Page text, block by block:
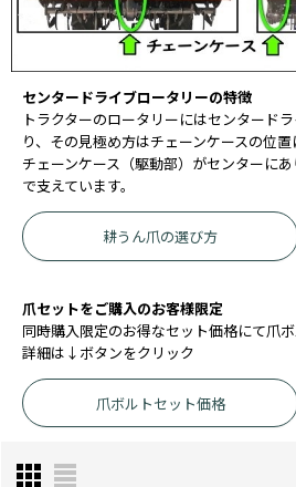
センタードライブロータリーの特徴
トラクターのロータリーにはセンタード
り、その見極め方はチェーンケースの位置
チェーンケース（駆動部）がセンターに
で支えています。
耕うん爪の選び方
爪セットをご購入のお客様限定
同時購入限定のお得なセット価格にて爪
詳細は↓ボタンをクリック
爪ボルトセット価格